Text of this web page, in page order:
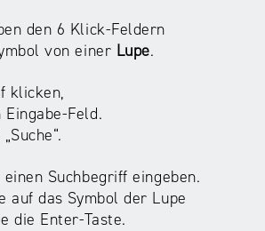
den 6 Klick-Feldern
von einer Lupe.
klicken,
Feld.
Suchbegriff eingeben.
auf das Symbol der Lupe
die Enter-Taste.